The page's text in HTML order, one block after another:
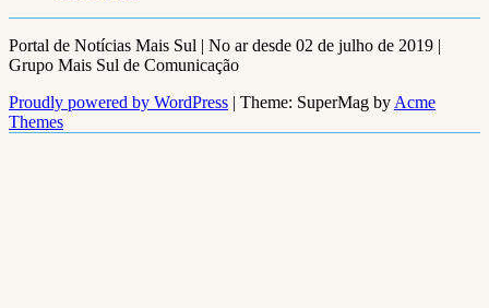
Portal de Notícias Mais Sul | No ar desde 02 de julho de 2019 |
Grupo Mais Sul de Comunicação
Proudly powered by WordPress | Theme: SuperMag by Acme
Themes